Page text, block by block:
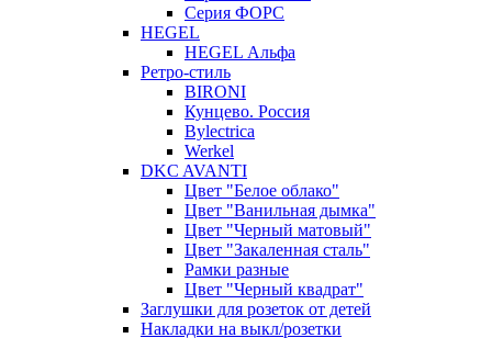
Серия ФОРС
HEGEL
HEGEL Альфа
Ретро-стиль
BIRONI
Кунцево. Россия
Bylectrica
Werkel
DKC AVANTI
Цвет "Белое облако"
Цвет "Ванильная дымка"
Цвет "Черный матовый"
Цвет "Закаленная сталь"
Рамки разные
Цвет "Черный квадрат"
Заглушки для розеток от детей
Накладки на выкл/розетки